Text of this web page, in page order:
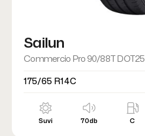
Sailun
Commercio Pro 90/88T DOT25
175/65 R14C
Suvi 70db C